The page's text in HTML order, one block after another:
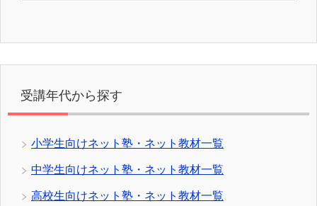
受講年代から探す
小学生向けネット塾・ネット教材一覧
中学生向けネット塾・ネット教材一覧
高校生向けネット塾・ネット教材一覧